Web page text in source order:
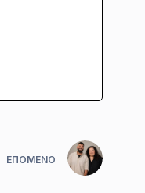
ΕΠΌΜΕΝΟ